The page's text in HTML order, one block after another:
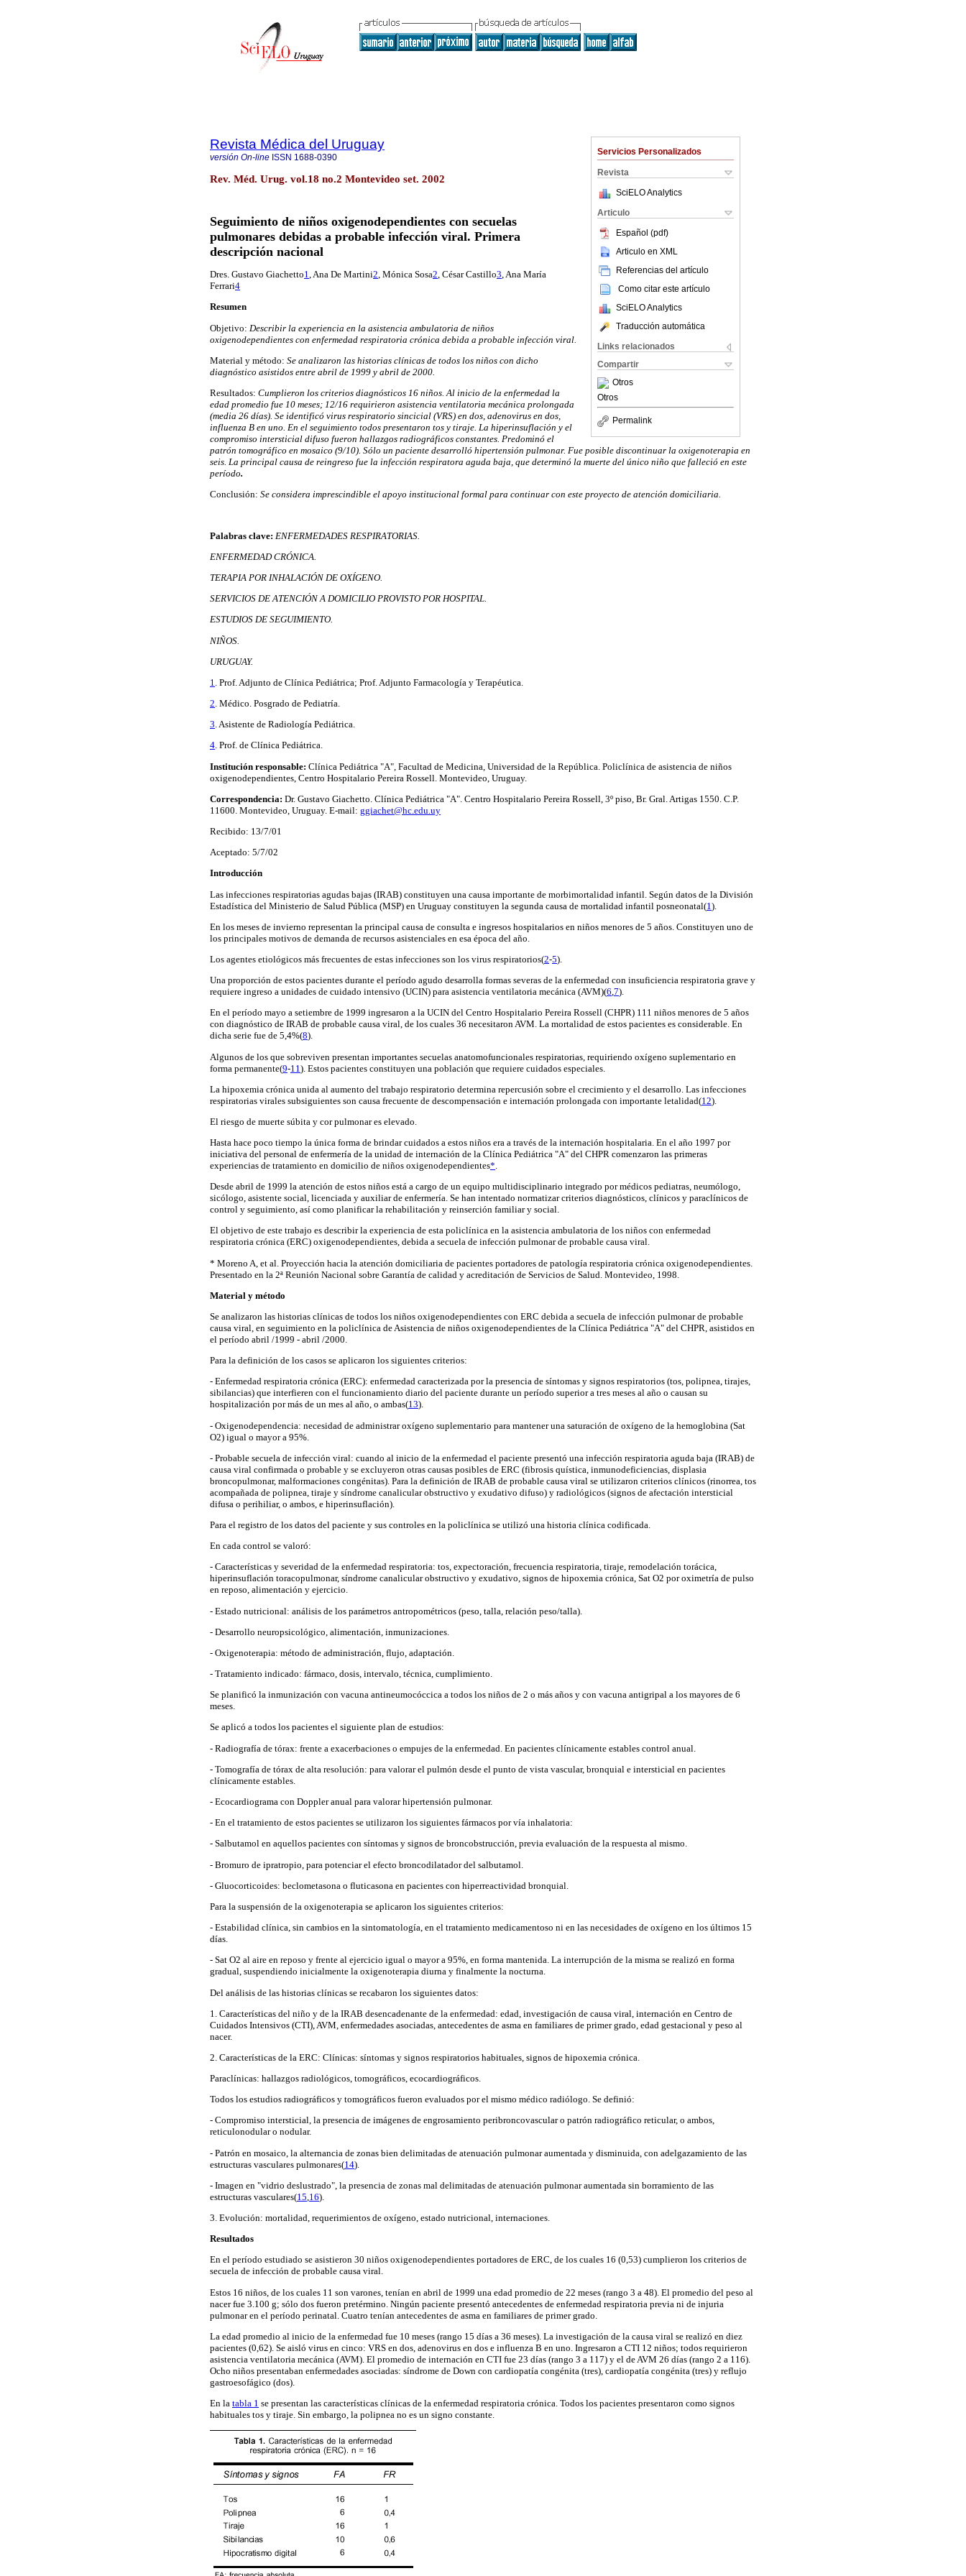
Servicios Personalizados
Revista
SciELO Analytics
Articulo
Español (pdf)
Articulo en XML
Referencias del artículo
Como citar este artículo
SciELO Analytics
Traducción automática
Links relacionados
Compartir
Otros
Otros
Permalink
Revista Médica del Uruguay
versión On-line ISSN 1688-0390
Rev. Méd. Urug. vol.18 no.2 Montevideo set. 2002
Seguimiento de niños oxigenodependientes con secuelas
pulmonares debidas a probable infección viral. Primera
descripción nacional
Dres. Gustavo Giachetto1,Ana De Martini2, Mónica Sosa2, César Castillo3,Ana María
Ferrari4
Resumen
Objetivo: Describir la experiencia en la asistencia ambulatoria de niños
oxigenodependientes con enfermedad respiratoria crónica debida a probable infección viral.
Material y método: Se analizaron las historias clínicas de todos los niños con dicho
diagnóstico asistidos entre abril de 1999 y abril de 2000.
Resultados: Cumplieron los criterios diagnósticos 16 niños. Al inicio de la enfermedad la
edad promedio fue 10 meses; 12/16 requirieron asistencia ventilatoria mecánica prolongada
(media 26 días). Se identificó virus respiratorio sincicial (VRS) en dos, adenovirus en dos,
influenza B en uno. En el seguimiento todos presentaron tos y tiraje. La hiperinsuflación y el
compromiso intersticial difuso fueron hallazgos radiográficos constantes. Predominó el
patrón tomográfico en mosaico (9/10). Sólo un paciente desarrolló hipertensión pulmonar. Fue posible discontinuar la oxigenoterapia en
seis. La principal causa de reingreso fue la infección respiratora aguda baja, que determinó la muerte del único niño que falleció en este
período.
Conclusión: Se considera imprescindible el apoyo institucional formal para continuar con este proyecto de atención domiciliaria.
Palabras clave: ENFERMEDADES RESPIRATORIAS.
ENFERMEDAD CRÓNICA.
TERAPIA POR INHALACIÓN DE OXÍGENO.
SERVICIOS DE ATENCIÓN A DOMICILIO PROVISTO POR HOSPITAL.
ESTUDIOS DE SEGUIMIENTO.
NIÑOS.
URUGUAY.
1 . Prof. Adjunto de Clínica Pediátrica; Prof. Adjunto Farmacología y Terapéutica.
2. Médico. Posgrado de Pediatría.
3. Asistente de Radiología Pediátrica.
4. Prof. de Clínica Pediátrica.
Institución responsable: Clínica Pediátrica "A", Facultad de Medicina, Universidad de la República. Policlínica de asistencia de niños
oxigenodependientes, Centro Hospitalario Pereira Rossell. Montevideo, Uruguay.
Correspondencia: Dr. Gustavo Giachetto. Clínica Pediátrica "A". Centro Hospitalario Pereira Rossell, 3º piso, Br. Gral. Artigas 1550. C.P.
11600. Montevideo, Uruguay. E-mail: ggiachet@hc.edu.uy
Recibido: 13/7/01
Aceptado: 5/7/02
Introducción
Las infecciones respiratorias agudas bajas (IRAB) constituyen una causa importante de morbimortalidad infantil. Según datos de la División
Estadística del Ministerio de Salud Pública (MSP) en Uruguay constituyen la segunda causa de mortalidad infantil posneonatal(1 ).
En los meses de invierno representan la principal causa de consulta e ingresos hospitalarios en niños menores de 5 años. Constituyen uno de
los principales motivos de demanda de recursos asistenciales en esa época del año.
Los agentes etiológicos más frecuentes de estas infecciones son los virus respiratorios(2-5).
Una proporción de estos pacientes durante el período agudo desarrolla formas severas de la enfermedad con insuficiencia respiratoria grave y
requiere ingreso a unidades de cuidado intensivo (UCIN) para asistencia ventilatoria mecánica (AVM)(6,7).
En el período mayo a setiembre de 1999 ingresaron a la UCIN del Centro Hospitalario Pereira Rossell (CHPR) 111 niños menores de 5 años
con diagnóstico de IRAB de probable causa viral, de los cuales 36 necesitaron AVM. La mortalidad de estos pacientes es considerable. En
dicha serie fue de 5,4%(8).
Algunos de los que sobreviven presentan importantes secuelas anatomofuncionales respiratorias, requiriendo oxígeno suplementario en
forma permanente(9-11 ). Estos pacientes constituyen una población que requiere cuidados especiales.
La hipoxemia crónica unida al aumento del trabajo respiratorio determina repercusión sobre el crecimiento y el desarrollo. Las infecciones
respiratorias virales subsiguientes son causa frecuente de descompensación e internación prolongada con importante letalidad(12).
El riesgo de muerte súbita y cor pulmonar es elevado.
Hasta hace poco tiempo la única forma de brindar cuidados a estos niños era a través de la internación hospitalaria. En el año 1997 por
iniciativa del personal de enfermería de la unidad de internación de la Clínica Pediátrica "A" del CHPR comenzaron las primeras
experiencias de tratamiento en domicilio de niños oxigenodependientes*.
Desde abril de 1999 la atención de estos niños está a cargo de un equipo multidisciplinario integrado por médicos pediatras, neumólogo,
sicólogo, asistente social, licenciada y auxiliar de enfermería. Se han intentado normatizar criterios diagnósticos, clínicos y paraclínicos de
control y seguimiento, así como planificar la rehabilitación y reinserción familiar y social.
El objetivo de este trabajo es describir la experiencia de esta policlínica en la asistencia ambulatoria de los niños con enfermedad
respiratoria crónica (ERC) oxigenodependientes, debida a secuela de infección pulmonar de probable causa viral.
* Moreno A, et al. Proyección hacia la atención domiciliaria de pacientes portadores de patología respiratoria crónica oxigenodependientes.
Presentado en la 2ª Reunión Nacional sobre Garantía de calidad y acreditación de Servicios de Salud. Montevideo, 1998.
Material y método
Se analizaron las historias clínicas de todos los niños oxigenodependientes con ERC debida a secuela de infección pulmonar de probable
causa viral, en seguimiento en la policlínica de Asistencia de niños oxigenodependientes de la Clínica Pediátrica "A" del CHPR, asistidos en
el período abril /1999 - abril /2000.
Para la definición de los casos se aplicaron los siguientes criterios:
- Enfermedad respiratoria crónica (ERC): enfermedad caracterizada por la presencia de síntomas y signos respiratorios (tos, polipnea, tirajes,
sibilancias) que interfieren con el funcionamiento diario del paciente durante un período superior a tres meses al año o causan su
hospitalización por más de un mes al año, o ambas(13).
- Oxigenodependencia: necesidad de administrar oxígeno suplementario para mantener una saturación de oxígeno de la hemoglobina (Sat
O2) igual o mayor a 95%.
- Probable secuela de infección viral: cuando al inicio de la enfermedad el paciente presentó una infección respiratoria aguda baja (IRAB) de
causa viral confirmada o probable y se excluyeron otras causas posibles de ERC (fibrosis quística, inmunodeficiencias, displasia
broncopulmonar, malformaciones congénitas). Para la definición de IRAB de probable causa viral se utilizaron criterios clínicos (rinorrea, tos
acompañada de polipnea, tiraje y síndrome canalicular obstructivo y exudativo difuso) y radiológicos (signos de afectación intersticial
difusa o perihiliar, o ambos, e hiperinsuflación).
Para el registro de los datos del paciente y sus controles en la policlínica se utilizó una historia clínica codificada.
En cada control se valoró:
- Características y severidad de la enfermedad respiratoria: tos, expectoración, frecuencia respiratoria, tiraje, remodelación torácica,
hiperinsuflación toracopulmonar, síndrome canalicular obstructivo y exudativo, signos de hipoxemia crónica, Sat O2 por oximetría de pulso
en reposo, alimentación y ejercicio.
- Estado nutricional: análisis de los parámetros antropométricos (peso, talla, relación peso/talla).
- Desarrollo neuropsicológico, alimentación, inmunizaciones.
- Oxigenoterapia: método de administración, flujo, adaptación.
- Tratamiento indicado: fármaco, dosis, intervalo, técnica, cumplimiento.
Se planificó la inmunización con vacuna antineumocóccica a todos los niños de 2 o más años y con vacuna antigripal a los mayores de 6
meses.
Se aplicó a todos los pacientes el siguiente plan de estudios:
- Radiografía de tórax: frente a exacerbaciones o empujes de la enfermedad. En pacientes clínicamente estables control anual.
- Tomografía de tórax de alta resolución: para valorar el pulmón desde el punto de vista vascular, bronquial e intersticial en pacientes
clínicamente estables.
- Ecocardiograma con Doppler anual para valorar hipertensión pulmonar.
- En el tratamiento de estos pacientes se utilizaron los siguientes fármacos por vía inhalatoria:
- Salbutamol en aquellos pacientes con síntomas y signos de broncobstrucción, previa evaluación de la respuesta al mismo.
- Bromuro de ipratropio, para potenciar el efecto broncodilatador del salbutamol.
- Gluocorticoides: beclometasona o fluticasona en pacientes con hiperreactividad bronquial.
Para la suspensión de la oxigenoterapia se aplicaron los siguientes criterios:
- Estabilidad clínica, sin cambios en la sintomatología, en el tratamiento medicamentoso ni en las necesidades de oxígeno en los últimos 15
días.
- Sat O2 al aire en reposo y frente al ejercicio igual o mayor a 95%, en forma mantenida. La interrupción de la misma se realizó en forma
gradual, suspendiendo inicialmente la oxigenoterapia diurna y finalmente la nocturna.
Del análisis de las historias clínicas se recabaron los siguientes datos:
1. Características del niño y de la IRAB desencadenante de la enfermedad: edad, investigación de causa viral, internación en Centro de
Cuidados Intensivos (CTI), AVM, enfermedades asociadas, antecedentes de asma en familiares de primer grado, edad gestacional y peso al
nacer.
2. Características de la ERC: Clínicas: síntomas y signos respiratorios habituales, signos de hipoxemia crónica.
Paraclínicas: hallazgos radiológicos, tomográficos, ecocardiográficos.
Todos los estudios radiográficos y tomográficos fueron evaluados por el mismo médico radiólogo. Se definió:
- Compromiso intersticial, la presencia de imágenes de engrosamiento peribroncovascular o patrón radiográfico reticular, o ambos,
reticulonodular o nodular.
- Patrón en mosaico, la alternancia de zonas bien delimitadas de atenuación pulmonar aumentada y disminuida, con adelgazamiento de las
estructuras vasculares pulmonares(14).
- Imagen en "vidrio deslustrado", la presencia de zonas mal delimitadas de atenuación pulmonar aumentada sin borramiento de las
estructuras vasculares(15 16).
3. Evolución: mortalidad, requerimientos de oxígeno, estado nutricional, internaciones.
Resultados
En el período estudiado se asistieron 30 niños oxigenodependientes portadores de ERC, de los cuales 16 (0,53) cumplieron los criterios de
secuela de infección de probable causa viral.
Estos 16 niños, de los cuales 11 son varones, tenían en abril de 1999 una edad promedio de 22 meses (rango 3 a 48). El promedio del peso al
nacer fue 3.100 g; sólo dos fueron pretérmino. Ningún paciente presentó antecedentes de enfermedad respiratoria previa ni de injuria
pulmonar en el período perinatal. Cuatro tenían antecedentes de asma en familiares de primer grado.
La edad promedio al inicio de la enfermedad fue 10 meses (rango 15 días a 36 meses). La investigación de la causa viral se realizó en diez
pacientes (0,62). Se aisló virus en cinco: VRS en dos, adenovirus en dos e influenza B en uno. Ingresaron a CTI 12 niños; todos requirieron
asistencia ventilatoria mecánica (AVM). El promedio de internación en CTI fue 23 días (rango 3 a 117) y el de AVM 26 días (rango 2 a 116).
Ocho niños presentaban enfermedades asociadas: síndrome de Down con cardiopatía congénita (tres), cardiopatía congénita (tres) y reflujo
gastroesofágico (dos).
En la tabla 1 se presentan las características clínicas de la enfermedad respiratoria crónica. Todos los pacientes presentaron como signos
habituales tos y tiraje. Sin embargo, la polipnea no es un signo constante.